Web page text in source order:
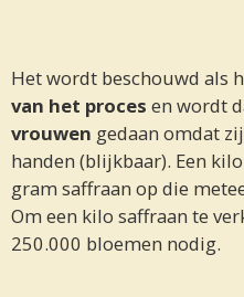
Het wordt beschouwd als
van het proces en wordt
vrouwen gedaan omdat
handen (blijkbaar). Een
gram saffraan op die
Om een kilo saffraan te
250.000 bloemen nodig.